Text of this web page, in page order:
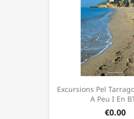
Excursions Pel
A Peu I En
€0.00